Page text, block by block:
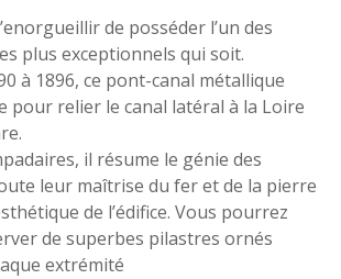
de posséder l’un des
plus exceptionnels qui soit.
à 1896, ce pont-canal métallique
pour relier le canal latéral à la Loire
il résume le génie des
leur maîtrise du fer et de la pierre
de l’édifice. Vous pourrez
de superbes pilastres ornés
extrémité